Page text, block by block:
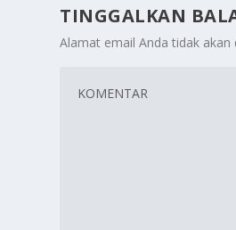
TINGGALKAN
Alamat email Anda tidak akan